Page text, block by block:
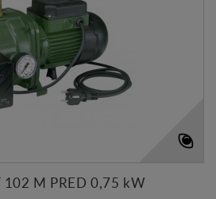
102 M PRED 0,75 kW